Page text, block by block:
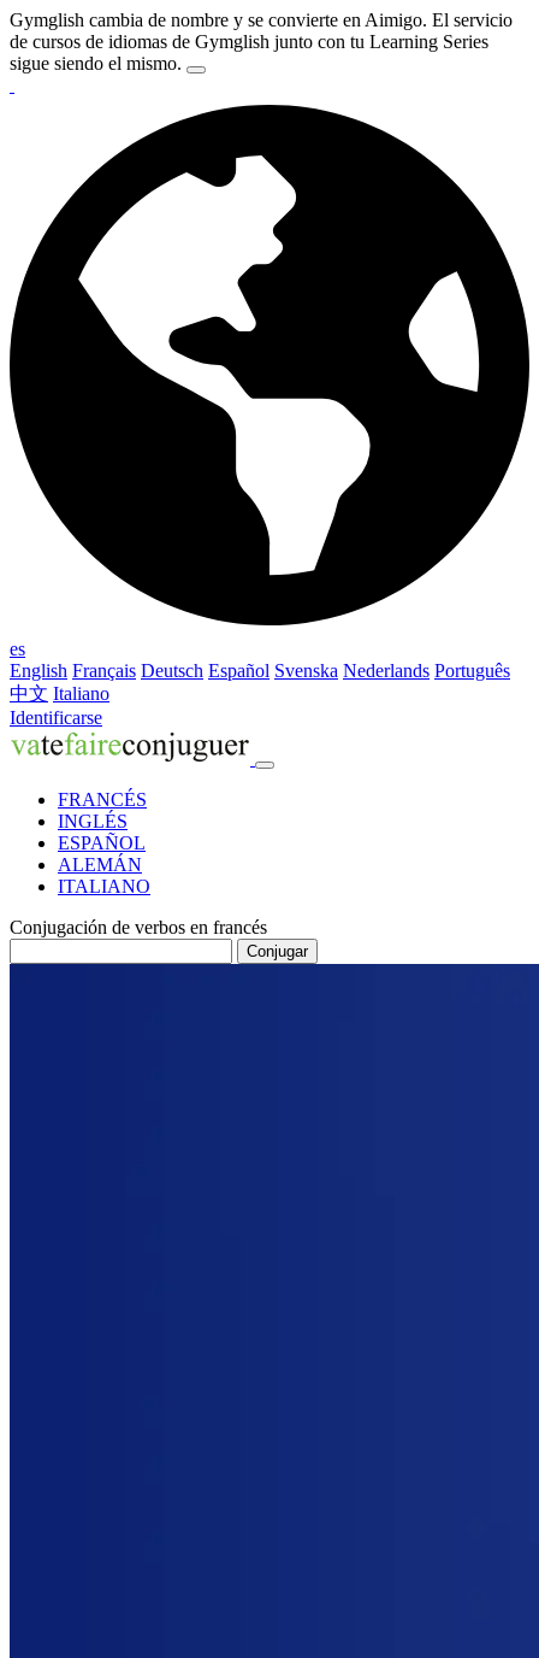
Gymglish cambia de nombre y se convierte en Aimigo. El servicio
de cursos de idiomas de Gymglish junto con tu Learning Series
sigue siendo el mismo.
es
English Français Deutsch Español Svenska Nederlands Português
中文 Italiano
Identificarse
FRANCÉS
INGLÉS
ESPAÑOL
ALEMÁN
ITALIANO
Conjugación de verbos en francés